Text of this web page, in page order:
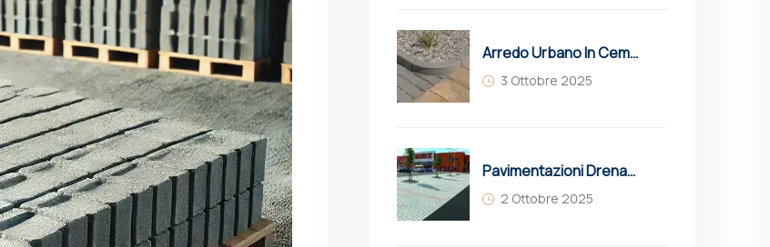
Arredo Urbano In Cemento: Guida Completa A Soluzioni, Vantaggi E Innovazioni
3 Ottobre 2025
Pavimentazioni Drenanti Per Parcheggi: Guida Completa A Vantaggi E Soluzioni
2 Ottobre 2025